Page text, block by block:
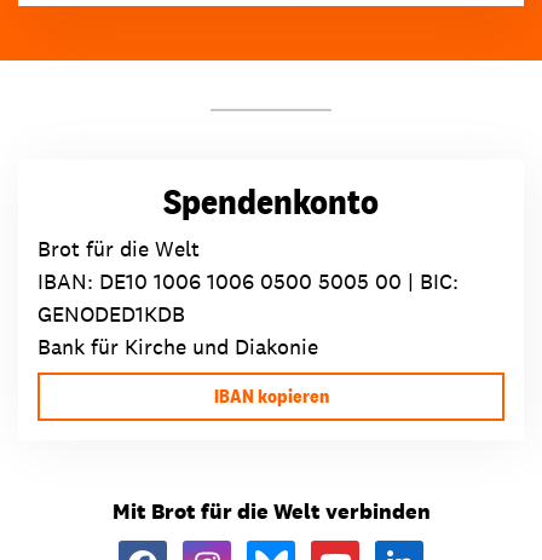
Spendenkonto
Brot für die Welt
IBAN: DE10 1006 1006 0500 5005 00 | BIC:
GENODED1KDB
Bank für Kirche und Diakonie
IBAN kopieren
Mit Brot für die Welt verbinden